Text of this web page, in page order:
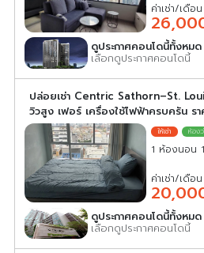
ค่าเช่า/เดือน
ดูประกาศคอนโดนี้ทั้งหมด
เลือกดูประกาศคอนโดนี้
ปล่อยเช่า Centric Sathorn–St.
วิวสูง เฟอร์ เครื่องใช้ไฟฟ้าครบครัน รา
1 ห้องนอน
ค่าเช่า/เดือน
ดูประกาศคอนโดนี้ทั้งหมด
เลือกดูประกาศคอนโดนี้